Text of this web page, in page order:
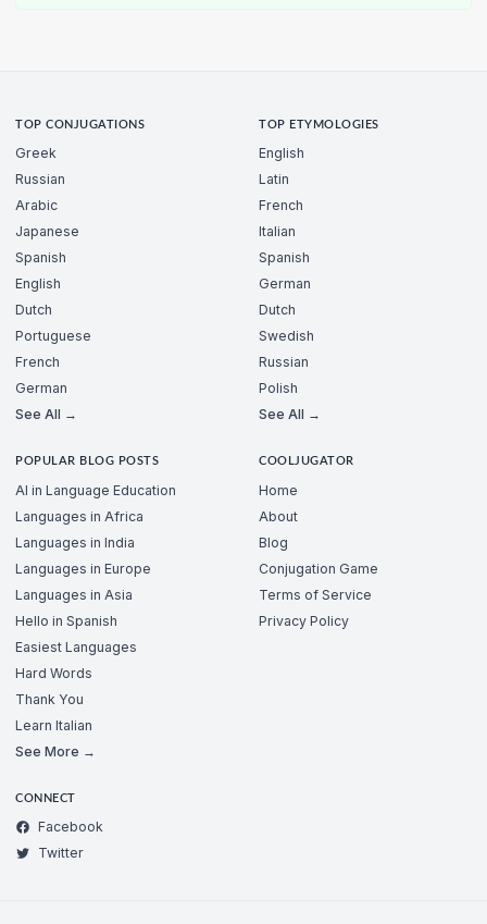
TOP CONJUGATIONS
Greek
Russian
Arabic
Japanese
Spanish
English
Dutch
Portuguese
French
German
See All →
TOP ETYMOLOGIES
English
Latin
French
Italian
Spanish
German
Dutch
Swedish
Russian
Polish
See All →
POPULAR BLOG POSTS
AI in Language Education
Languages in Africa
Languages in India
Languages in Europe
Languages in Asia
Hello in Spanish
Easiest Languages
Hard Words
Thank You
Learn Italian
See More →
COOLJUGATOR
Home
About
Blog
Conjugation Game
Terms of Service
Privacy Policy
CONNECT
Facebook
Twitter